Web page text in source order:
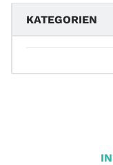
KATEGORIEN